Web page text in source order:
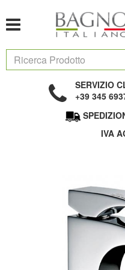
SERVIZIO
+39 345
IVA